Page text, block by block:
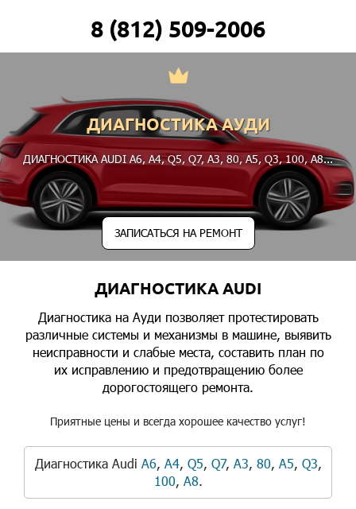
8 (812) 509-2006
ДИАГНОСТИКА АУДИ
ДИАГНОСТИКА AUDI A6, A4,Q5, Q7, A3, 80, A5, Q3,100,A8...
ЗАПИСАТЬСЯ НА РЕМОНТ
ДИАГНОСТИКА AUDI
Диагностика на Ауди позволяет протестировать
различные системы и механизмы в машине, выявить
неисправности и слабые места, составить план по
их исправлению и предотвращению более
дорогостоящего ремонта.
Приятные цены и всегда хорошее качество услуг!
Диагностика Audi A6, A4, Q5, Q7, A3, 80, A5, Q3,
100, A8.